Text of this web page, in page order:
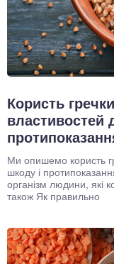
Користь
властивостей
Ми опишемо користь
шкоду і
організм людини, які
також Як правильно